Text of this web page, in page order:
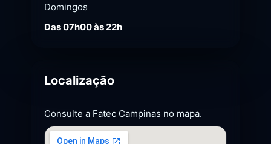
Domingos
Das 07h00 às 22h
Localização
Consulte a Fatec Campinas no mapa.